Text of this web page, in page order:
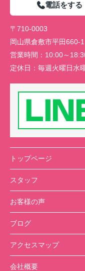
電話をする
〒710-0003
岡山県倉敷市平田660-1
営業時間： 10:00～
定休日： 毎週火曜日水
トップページ
スタッフ
お客様の声
ブログ
アクセスマップ
会社概要